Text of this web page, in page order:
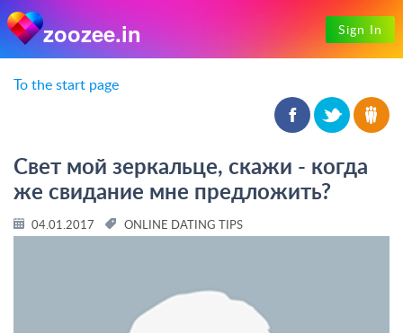
zoozee.in Sign In
To the start page
Свет мой зеркальце, скажи - когда
же свидание мне предложить?
04.01.2017 ONLINE DATING TIPS